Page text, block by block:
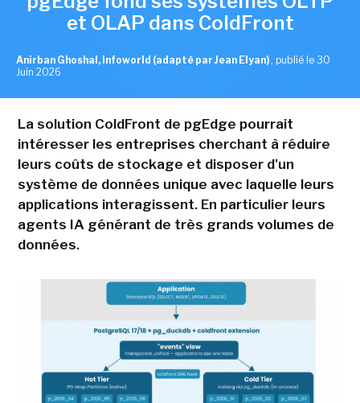
et OLAP dans ColdFront
Anirban Ghoshal, Infoworld (adapté par Jean Elyan) , publié le 30
Juin 2026
La solution ColdFront de pgEdge pourrait
intéresser les entreprises cherchant à réduire
leurs coûts de stockage et disposer d'un
système de données unique avec laquelle leurs
applications interagissent. En particulier leurs
agents IA générant de très grands volumes de
données.